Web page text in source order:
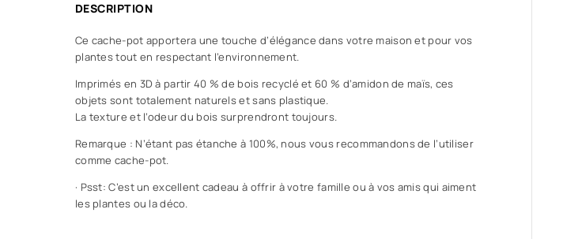
DESCRIPTION
Ce cache-pot apportera une touche d’élégance dans votre maison et pour vos
plantes tout en respectant l’environnement.
Imprimés en 3D à partir 40 % de bois recyclé et 60 % d’amidon de maïs, ces
objets sont totalement naturels et sans plastique.
La texture et l’odeur du bois surprendront toujours.
Remarque : N’étant pas étanche à 100%, nous vous recommandons de l’utiliser
comme cache-pot.
· Psst: C’est un excellent cadeau à offrir à votre famille ou à vos amis qui aiment
les plantes ou la déco.